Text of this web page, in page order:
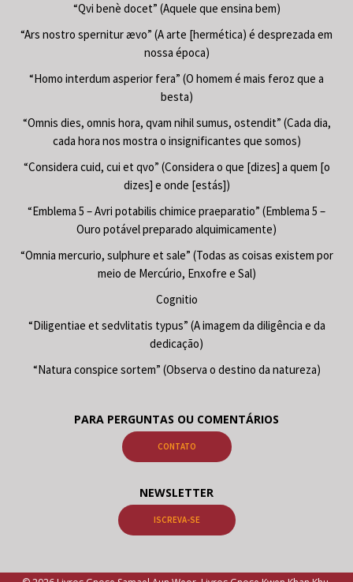
“Qvi benè docet” (Aquele que ensina bem)
“Ars nostro spernitur ævo” (A arte [hermética) é desprezada em
nossa época)
“Homo interdum asperior fera” (O homem é mais feroz que a
besta)
“Omnis dies, omnis hora, qvam nihil sumus, ostendit” (Cada dia,
cada hora nos mostra o insignificantes que somos)
“Considera cuid, cui et qvo” (Considera o que [dizes] a quem [o
dizes] e onde [estás])
“Emblema 5 – Avri potabilis chimice praeparatio” (Emblema 5 –
Ouro potável preparado alquimicamente)
“Omnia mercurio, sulphure et sale” (Todas as coisas existem por
meio de Mercúrio, Enxofre e Sal)
Cognitio
“Diligentiae et sedvlitatis typus” (A imagem da diligência e da
dedicação)
“Natura conspice sortem” (Observa o destino da natureza)
PARA PERGUNTAS OU COMENTÁRIOS
CONTATO
NEWSLETTER
ISCREVA-SE